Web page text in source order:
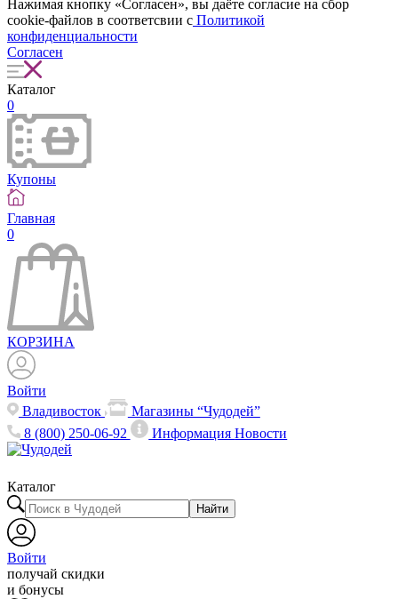
Нажимая кнопку «Согласен», вы даёте cогласие на сбор
cookie-файлов в соответсвии с Политикой
конфиденциальности
Согласен
Каталог
0
Купоны
Главная
0
КОРЗИНА
Войти
Владивосток
Магазины “Чудодей”
8 (800) 250-06-92
ИнформацияНовости
Каталог
Найти
Войти
получай скидки
и бонусы